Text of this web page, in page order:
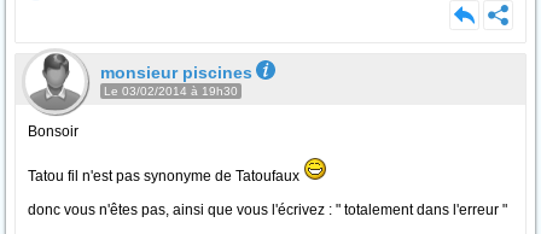
monsieur piscines
Le 03/02/2014 à 19h30
Bonsoir
Tatou fil n'est pas synonyme de Tatoufaux
donc vous n'êtes pas, ainsi que vous l'écrivez : " totalement dans l'erreur "